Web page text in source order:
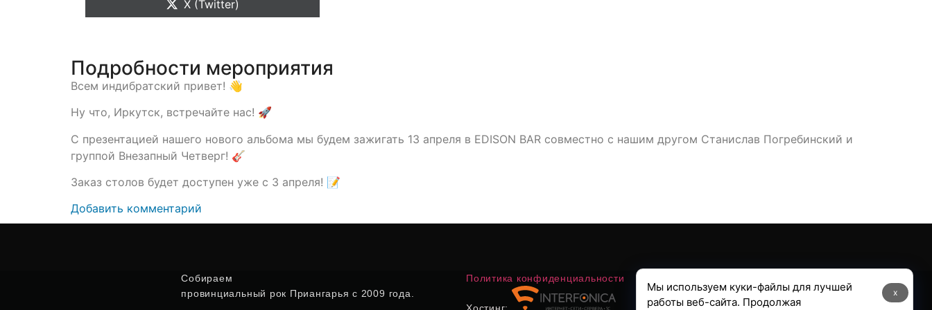
X (Twitter)
Подробности мероприятия
Всем индибратский привет! 👋
Ну что, Иркутск, встречайте нас! 🚀
С презентацией нашего нового альбома мы будем зажигать 13 апреля в EDISON BAR совместно с нашим другом Станислав Погребинский и
группой Внезапный Четверг! 🎸
Заказ столов будет доступен уже с 3 апреля! 📝
Добавить комментарий
Собираем
провинциальный рок Приангарья с 2009 года.
Политика конфиденциальности
Хостинг:
x
Мы используем куки-файлы для лучшей
работы веб-сайта. Продолжая